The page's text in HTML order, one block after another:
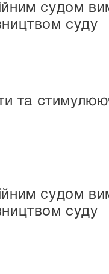
судом
суду
та
судом
суду